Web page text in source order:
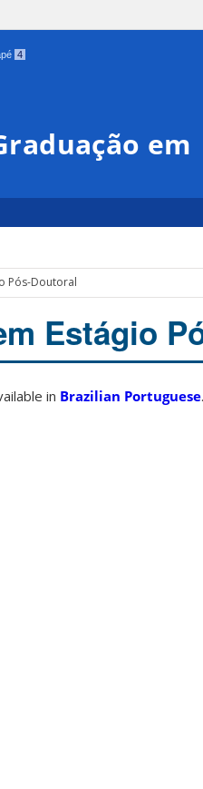
4
em
Pós-Doutoral
Estágio
in Brazilian Portuguese.